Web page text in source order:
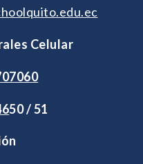
Celular
50 / 51